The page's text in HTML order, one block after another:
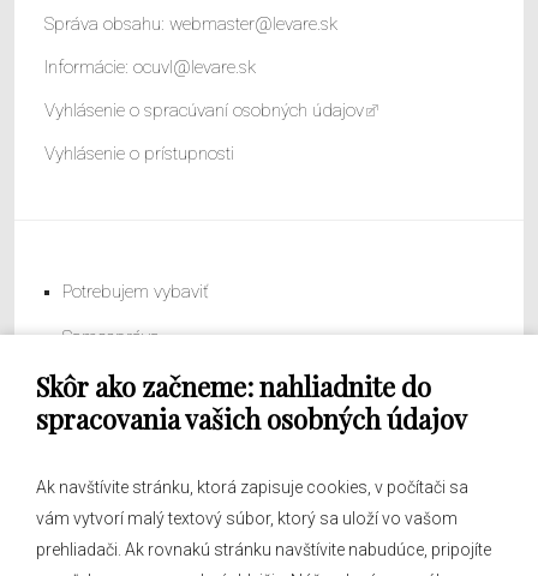
Skôr ako začneme: nahliadnite do
spracovania vašich osobných údajov
Ak navštívite stránku, ktorá zapisuje cookies, v počítači sa
vám vytvorí malý textový súbor, ktorý sa uloží vo vašom
prehliadači. Ak rovnakú stránku navštívite nabudúce, pripojíte
Správa obsahu: webmaster@levare.sk
Informácie: ocuvl@levare.sk
Vyhlásenie o spracúvaní osobných údajov
Vyhlásenie o prístupnosti
Potrebujem vybaviť
Samospráva
Obecný úrad
O obci